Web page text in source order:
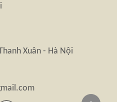
Xuân - Hà Nội